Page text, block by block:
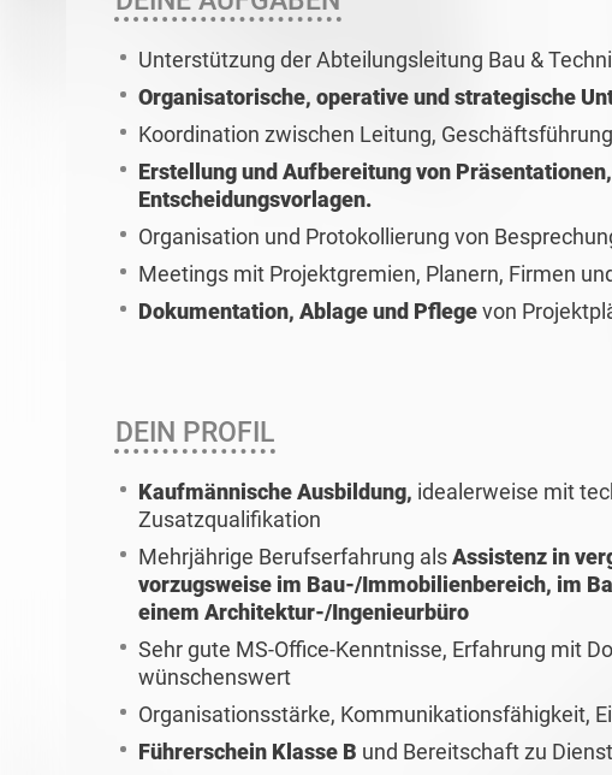
Unterstützung der Abteilungsleitung Bau &
Organisatorische, operative und strategische
Koordination zwischen Leitung,
Erstellung und Aufbereitung von
Entscheidungsvorlagen.
Organisation und Protokollierung von
Meetings mit Projektgremien, Planern, Firmen
Dokumentation, Ablage und Pflegevon
DEIN PROFIL
Kaufmännische Ausbildung, idealerweise mit
Zusatzqualifikation
Mehrjährige Berufserfahrung alsAssistenz in
vorzugsweise im Bau-/Immobilienbereich, im
einem Architektur-/Ingenieurbüro
Sehr gute MS-Office-Kenntnisse, Erfahrung mit
wünschenswert
Organisationsstärke, Kommunikationsfähigkeit,
Führerschein Klasse B und Bereitschaft zu